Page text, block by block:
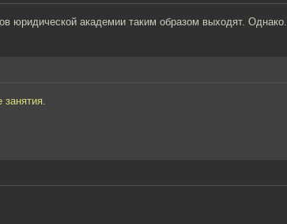
юридической академии таким образом выходят. Однако.